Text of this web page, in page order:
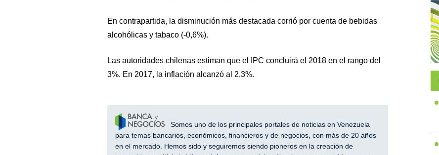
En contrapartida, la disminución más destacada corrió por cuenta de bebidas
alcohólicas y tabaco (-0,6%).
Las autoridades chilenas estiman que el IPC concluirá el 2018 en el rango del
3%. En 2017, la inflación alcanzó al 2,3%.
Somos uno de los principales portales de noticias en Venezuela
para temas bancarios, económicos, financieros y de negocios, con más de 20 años
en el mercado. Hemos sido y seguiremos siendo pioneros en la creación de